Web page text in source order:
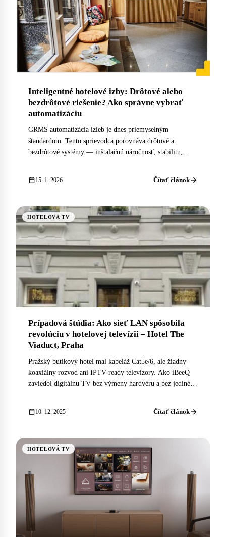
Inteligentné hotelové izby: Drôtové alebo
bezdrôtové riešenie? Ako správne vybrať
automatizáciu
GRMS automatizácia izieb je dnes priemyselným
štandardom. Tento sprievodca porovnáva drôtové a
bezdrôtové systémy — inštalačnú náročnosť, stabilitu,
calendar_today15. 1. 2026 Čítať článokarrow_forward
HOTELOVÁ TV
Prípadová štúdia: Ako sieť LAN spôsobila
revolúciu v hotelovej televízii – Hotel The
Viaduct, Praha
Pražský butikový hotel mal kabeláž Cat5e/6, ale žiadny
koaxiálny rozvod ani IPTV-ready televízory. Ako iBeeQ
zaviedol digitálnu TV bez výmeny hardvéru a bez jediného
calendar_today10. 12. 2025 Čítať článokarrow_forward
HOTELOVÁ TV